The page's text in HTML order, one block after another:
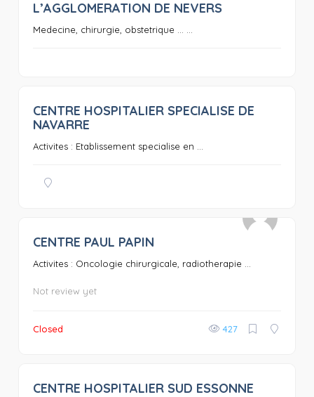
L’AGGLOMERATION DE NEVERS
Medecine, chirurgie, obstetrique … ...
0
CENTRE HOSPITALIER SPECIALISE DE
NAVARRE
Activites : Etablissement specialise en ...
CENTRE PAUL PAPIN
Activites : Oncologie chirurgicale, radiotherapie ...
Not review yet
Closed 427
0
CENTRE HOSPITALIER SUD ESSONNE